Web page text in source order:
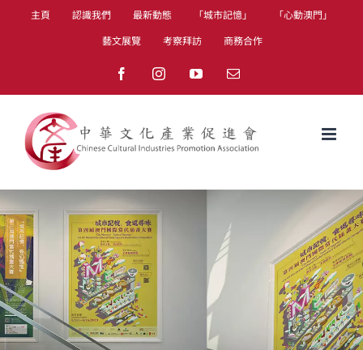
主頁 認識我們 最新動態 「城市記憶」
「心動澳門」
藝文展覽
考察拜訪 商務合作
FacebookInstagramYouTubeEmail